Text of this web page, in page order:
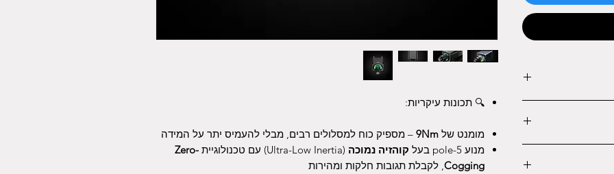
🔍 תכונות עיקריות:
מומנט של 9Nm – מספיק כוח למסלולים רבים, מבלי להעמיס יתר על המידה
מנוע 5-pole בעל
קוהזיה נמוכה (Ultra-Low Inertia) עם טכנולוגיית
Zero-
Cogging, לקבלת תגובות חלקות ומהירות
רזרבה לנהגים